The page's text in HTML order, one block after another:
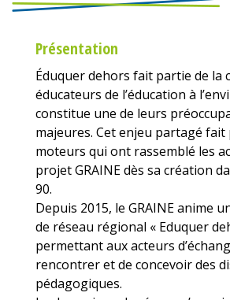
Présentation
Éduquer dehors fait partie de la
éducateurs de l’éducation à
constitue une de leurs
majeures. Cet enjeu partagé fait
moteurs qui ont rassemblé les
projet GRAINE dès sa création
90.
Depuis 2015, le GRAINE anime
de réseau régional « Eduquer
permettant aux acteurs
rencontrer et de concevoir des
pédagogiques.